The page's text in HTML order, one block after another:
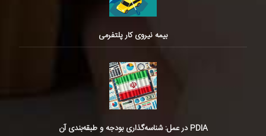
بیمه نیروی کار پلتفرمی
PDIA در عمل: شناسه‌گذاری بودجه و طبقه‌بندی آن